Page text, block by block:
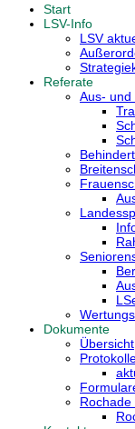
Start
LSV-Info
LSV
Referate
Aus- und
Dokumente
Übersicht
Rochade